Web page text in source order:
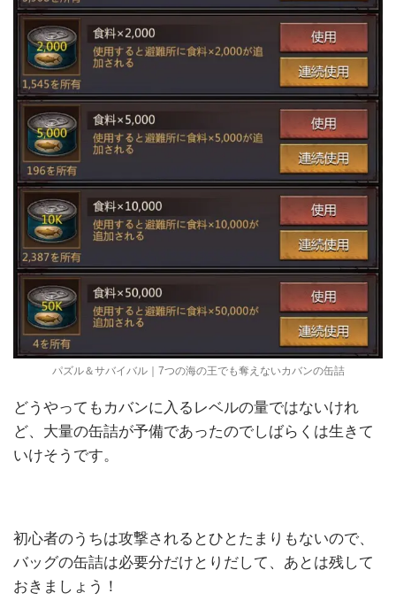
パズル＆サバイバル｜7つの海の王でも奪えないカバンの缶詰
どうやってもカバンに入るレベルの量ではないけれ
ど、大量の缶詰が予備であったのでしばらくは生きて
いけそうです。
初心者のうちは攻撃されるとひとたまりもないので、
バッグの缶詰は必要分だけとりだして、あとは残して
おきましょう！